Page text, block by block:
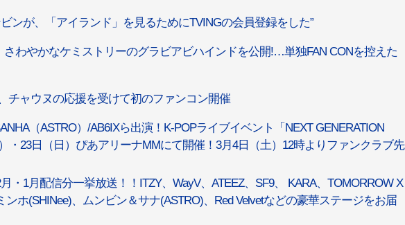
ンが、「アイランド」を見るためにTVINGの会員登録をした”
さわやかなケミストリーのグラビアビハインドを公開!…単独FAN CONを控えた
チャウヌの応援を受けて初のファンコン開催
（ASTRO）/AB6IXら出演！K-POPライブイベント「NEXT GENERATION
・23日（日）ぴあアリーナMMにて開催！3月4日（土）12時よりファンクラブ先
・1月配信分一挙放送！！ITZY、WayV、ATEEZ、SF9、 KARA、TOMORROW X
ンホ(SHINee)、ムンビン＆サナ(ASTRO)、Red Velvetなどの豪華ステージをお届